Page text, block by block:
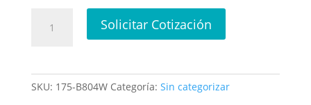
redonda
Solicitar Cotización
SKU: 175-B804W Categoría: Sin categorizar